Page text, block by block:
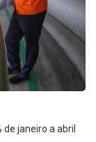
janeiro a abril